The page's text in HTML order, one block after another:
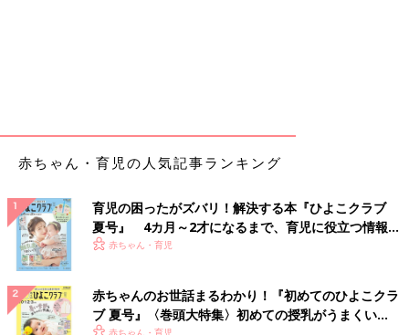
赤ちゃん・育児の人気記事ランキング
育児の困ったがズバリ！解決する本『ひよこクラブ
夏号』 4カ月～2才になるまで、育児に役立つ情報が
いっぱい！
赤ちゃん・育児
赤ちゃんのお世話まるわかり！『初めてのひよこクラ
ブ 夏号』〈巻頭大特集〉初めての授乳がうまくい
赤ちゃん・育児